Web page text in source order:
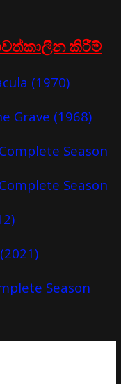
කිරීම්
(1970)
Grave (1968)
Season
Season
Season